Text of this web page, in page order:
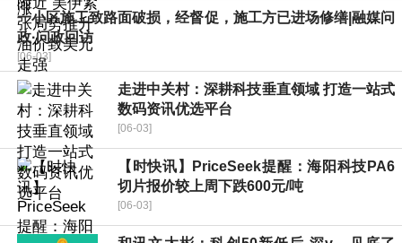
一小区施工致路面破损，经督促，施工方已进场修缮|融媒问
政·问政回访
[06-03]
走进中关村：深耕科技垂直领域 打造一站式
数码资讯优选平台
[06-03]
【时快讯】PriceSeek提醒：海阳科技PA6
切片报价较上周下跌600元/吨
[06-03]